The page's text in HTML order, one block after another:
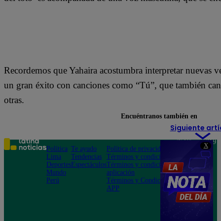
X
Recordemos que Yahaira acostumbra interpretar nuevas
un gran éxito con canciones como “Tú”, que también
otras.
Siguiente
Encuéntranos también en
Política
Lima
Deportes
Mundo
Perú
Te ayudo
Tendencias
Espectáculos
Política de privacidad
Términos y condiciones
Términos y condiciones
aplicación
Términos y Condiciones
APP
Teléfono: 219
Av. San
Felipe 968
Jesús María